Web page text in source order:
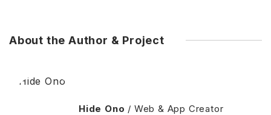
About the Author & Project
Hide Ono / Web & App Creator